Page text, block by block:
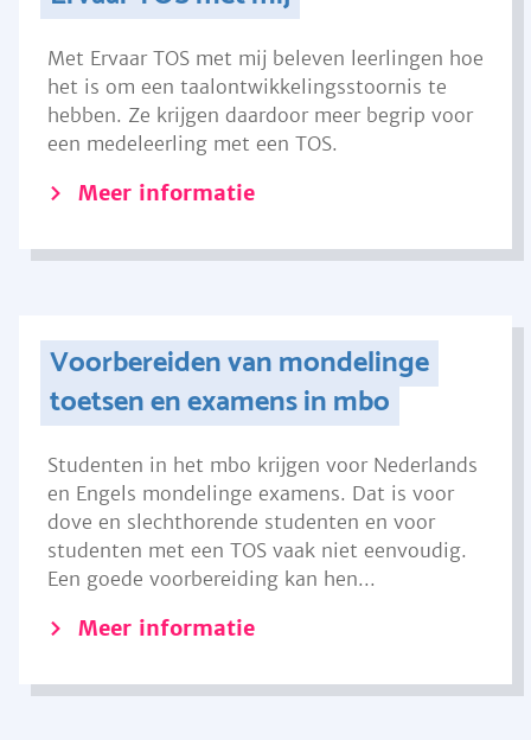
Met Ervaar TOS met mij beleven leerlingen hoe
het is om een taalontwikkelingsstoornis te
hebben. Ze krijgen daardoor meer begrip voor
een medeleerling met een TOS.
Meer informatie
Voorbereiden van mondelinge
toetsen en examens in mbo
Studenten in het mbo krijgen voor Nederlands
en Engels mondelinge examens. Dat is voor
dove en slechthorende studenten en voor
studenten met een TOS vaak niet eenvoudig.
Een goede voorbereiding kan hen...
Meer informatie